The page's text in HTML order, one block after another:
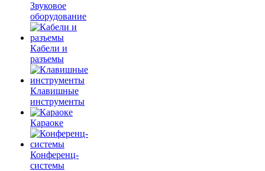
Звуковое
оборудование
Кабели и
разъемы
Клавишные
инструменты
Караоке
Конференц-
системы